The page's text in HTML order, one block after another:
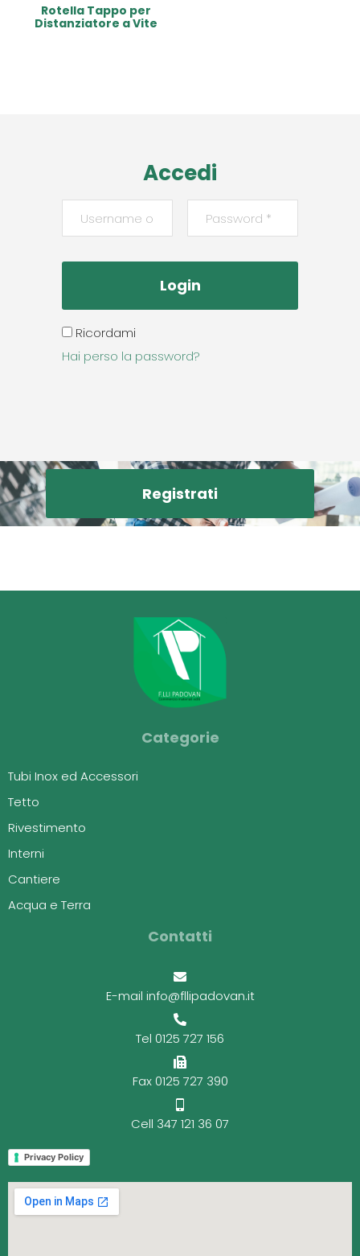
Rotella Tappo per
Distanziatore a Vite
Accedi
Ricordami
Hai perso la password?
Registrati
Categorie
Tubi Inox ed Accessori
Tetto
Rivestimento
Interni
Cantiere
Acqua e Terra
Contatti
E-mail info@fllipadovan.it
Tel 0125 727 156
Fax 0125 727 390
Cell 347 121 36 07
Privacy Policy